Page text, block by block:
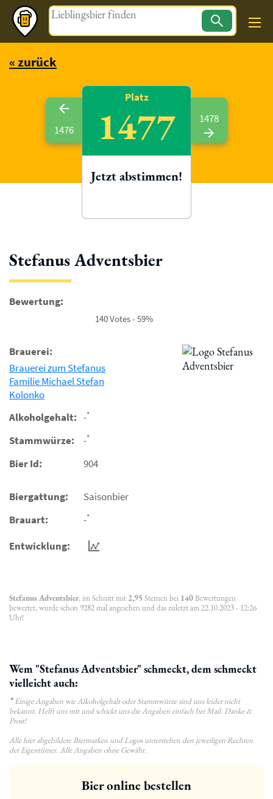
Magazin
« zurück
Stefanus Adventsbier
Bewertung:
140 Votes - 59%
Brauerei:
Brauerei zum Stefanus
Familie Michael Stefan
Kolonko
Alkoholgehalt: -*
Stammwürze: -*
Bier Id: 904
Biergattung:
Saisonbier
Brauart:
-*
Entwicklung:
Stefanus Adventsbier, im Schnitt mit 2,95 Sternen bei 140Bewertungen
bewertet, wurde schon 9282 mal angesehen und das zuletzt am 22.10.2023 - 12:26
Uhr!
Wem "Stefanus Adventsbier" schmeckt, dem schmeckt
vielleicht auch:
*Einige Angaben wie Alkoholgehalt oder Stammwürze sind uns leider nicht
bekannt. Helft uns mit und schickt uns die Angaben einfach bei Mail. Danke &
Prost!
Alle hier abgebildete Biermarken und Logos unterstehen den jeweiligen Rechten
der Eigentümer. Alle Angaben ohne Gewähr.
1476
Platz
1477
Jetzt abstimmen!
1478
Bier online bestellen